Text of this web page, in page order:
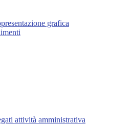
grafica
attività amministrativa